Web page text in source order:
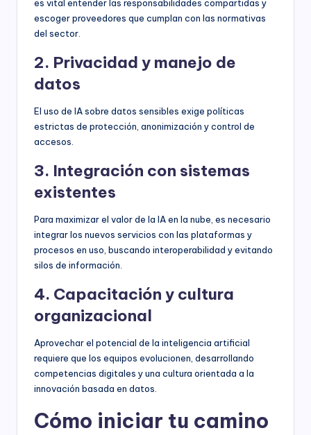
es vital entender las responsabilidades compartidas y
escoger proveedores que cumplan con las normativas
del sector.
2. Privacidad y manejo de
datos
El uso de IA sobre datos sensibles exige políticas
estrictas de protección, anonimización y control de
accesos.
3. Integración con sistemas
existentes
Para maximizar el valor de la IA en la nube, es necesario
integrar los nuevos servicios con las plataformas y
procesos en uso, buscando interoperabilidad y evitando
silos de información.
4. Capacitación y cultura
organizacional
Aprovechar el potencial de la inteligencia artificial
requiere que los equipos evolucionen, desarrollando
competencias digitales y una cultura orientada a la
innovación basada en datos.
Cómo iniciar tu camino